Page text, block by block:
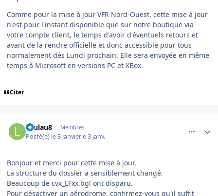
Comme pour la mise à jour VFR Nord-Ouest, cette mise à jour
n'est pour l'instant disponible que sur notre boutique via
votre compte client, le temps d'avoir d'éventuels retours et
avant de la rendre officielle et donc accessible pour tous
normalement dés Lundi prochain. Elle sera envoyée en même
temps à Microsoft en versions PC et XBox.
Citer
Laulau8 Membres
Posté(e) le 3 janvierle 3 janv.
Bonjour et merci pour cette mise à jour.
La structure du dossier a sensiblement changé.
Beaucoup de cvx_LFxx.bgl ont disparu.
Pour désactiver un aérodrome, confirmez-vous qu'il suffit